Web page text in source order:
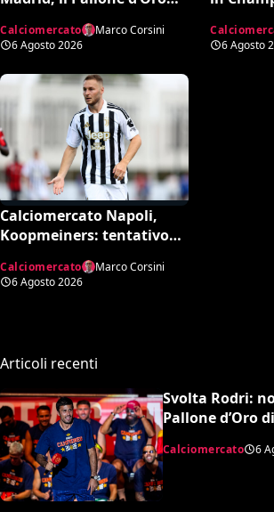
milioni
Calciomercato
Marco Corsini
6 Agosto 2026
Malick
6 Agosto
Calciomercato Napoli,
Koopmeiners: tentativo
per chiudere
Calciomercato
Marco Corsini
6 Agosto 2026
Articoli recenti
Svolta Rodri:
Pallone d’Oro
Barcellona per
Calciomercato 6